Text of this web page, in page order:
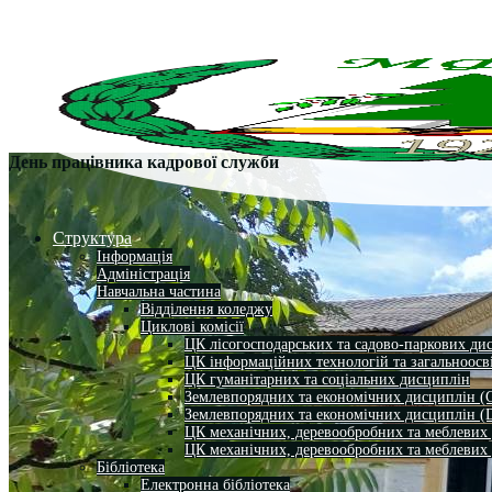
Структура
Інформація
Адміністрація
Навчальна частина
Відділення коледжу
Циклові комісії
ЦК лісогосподарських та садово-паркових
ЦК інформаційних технологій та
ЦК гуманітарних та соціальних дисциплін
Землевпорядних та економічних дисциплін
Землевпорядних та економічних дисциплін
ЦК механічних, деревообробних та
ЦК механічних, деревообробних та
Бібліотека
Електронна бібліотека
День працівника кадрової служби